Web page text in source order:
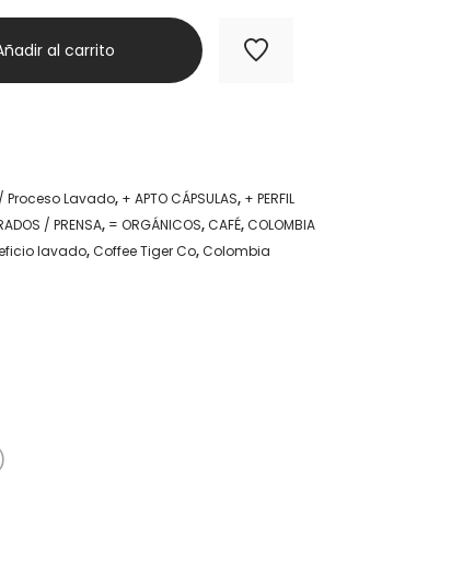
al carrito
Proceso Lavado, + APTO CÁPSULAS, + PERFIL
/ PRENSA, = ORGÁNICOS,CAFÉ,COLOMBIA
lavado,Coffee Tiger Co,Colombia